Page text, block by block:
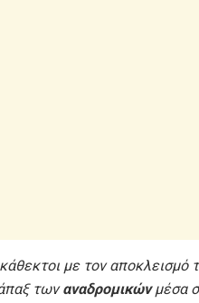
με τον αποκλεισμό
τωναναδρομικώνμέσα